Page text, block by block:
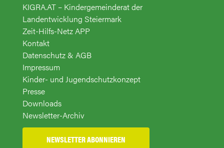
KIGRA.AT – Kindergemeinderat der
Landentwicklung Steiermark
Zeit-Hilfs-Netz APP
Kontakt
Datenschutz & AGB
Impressum
Kinder- und Jugendschutzkonzept
Presse
Downloads
Newsletter-Archiv
NEWSLETTER ABONNIEREN